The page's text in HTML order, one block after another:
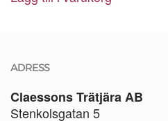
ADRESS
Claessons Trätjära AB
Stenkolsgatan 5